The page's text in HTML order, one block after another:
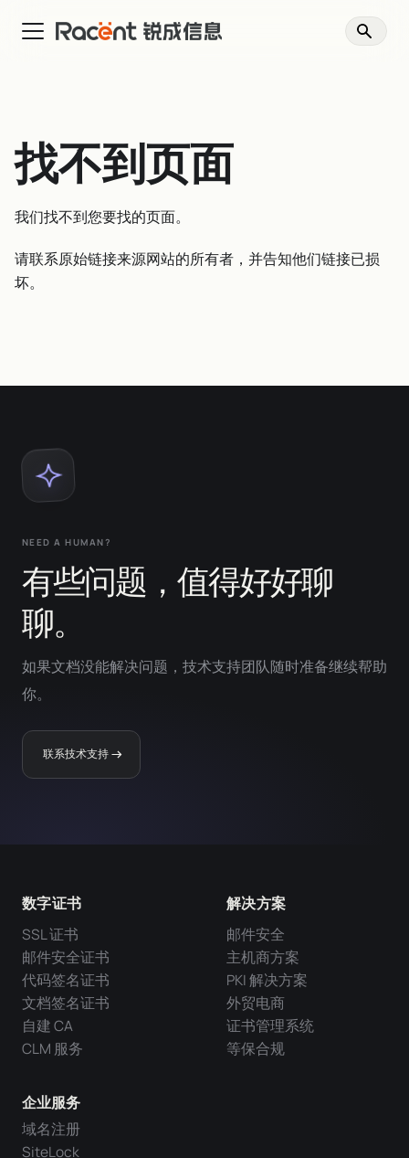
找不到页面
我们找不到您要找的页面。
请联系原始链接来源网站的所有者，并告知他们链接已损
坏。
NEED A HUMAN?
有些问题，值得好好聊
聊。
如果文档没能解决问题，技术支持团队随时准备继续帮助
你。
联系技术支持
数字证书
SSL 证书
邮件安全证书
代码签名证书
文档签名证书
自建 CA
CLM 服务
企业服务
域名注册
SiteLock
解决方案
邮件安全
主机商方案
PKI 解决方案
外贸电商
证书管理系统
等保合规